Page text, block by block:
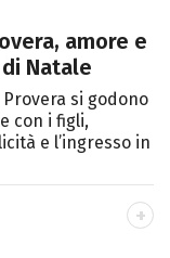
amore e
Natale
si godono
con i figli,
e l’ingresso in